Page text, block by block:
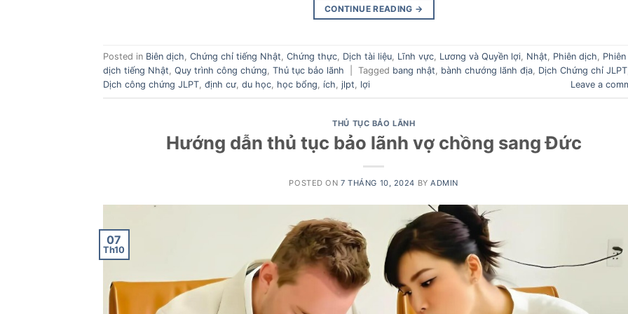
CONTINUE READING →
Posted in Biên dịch Chứng chỉ tiếng Nhật Chứng thực Dịch tài liệu Lĩnh vực Lương và Quyền lợi Nhật Phiên dịch
Phiên
dịch tiếng Nhật Quy trình công chứng Thủ tục bảo lãnh Tagged bang nhật bành chướng lãnh địa Dịch Chứng chỉ JLPT
Dịch công chứng JLPT định cư du học học bổng ích jlpt lợi Leave a
THỦ TỤC BẢO LÃNH
Hướng dẫn thủ tục bảo lãnh vợ chồng sang Đức
POSTED ON7 THÁNG 10, 2024 BYADMIN
07
Th10